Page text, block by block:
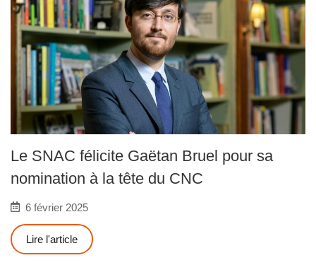
Le SNAC félicite Gaëtan Bruel pour sa
nomination à la tête du CNC
6 février 2025
Lire l'article